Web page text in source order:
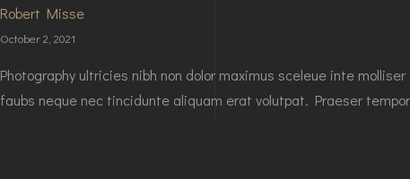
Robert Misse
October 2, 2021
Photography ultricies nibh non dolor maximus sceleue inte molliser
faubs neque nec tincidunte aliquam erat volutpat. Praeser tempor